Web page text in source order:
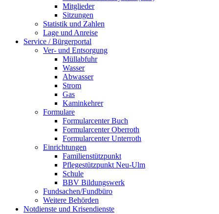
Mitglieder
Sitzungen
Statistik und Zahlen
Lage und Anreise
Service / Bürgerportal
Ver- und Entsorgung
Müllabfuhr
Wasser
Abwasser
Strom
Gas
Kaminkehrer
Formulare
Formularcenter Buch
Formularcenter Oberroth
Formularcenter Unterroth
Einrichtungen
Familienstützpunkt
Pflegestützpunkt Neu-Ulm
Schule
BBV Bildungswerk
Fundsachen/Fundbüro
Weitere Behörden
Notdienste und Krisendienste